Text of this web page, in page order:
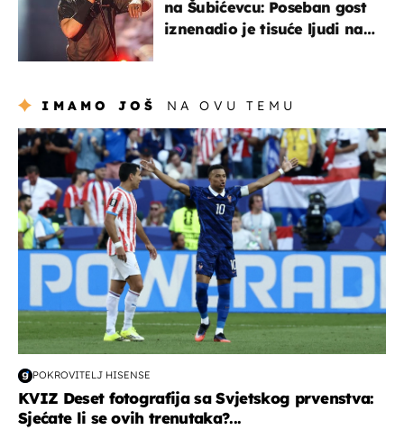
na Šubićevcu: Poseban gost
iznenadio je tisuće ljudi na
IMAMO JOŠ NA OVU TEMU
svjetsko prvenstvo 2026
POKROVITELJ HISENSE
KVIZ Deset fotografija sa Svjetskog prvenstva:
Sjećate li se ovih trenutaka?...